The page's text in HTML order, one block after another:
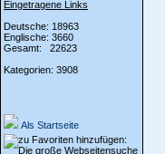
Eingetragene Links
Deutsche: 18963
Englische: 3660
Gesamt: 22623
Kategorien: 3908
Als Startseite